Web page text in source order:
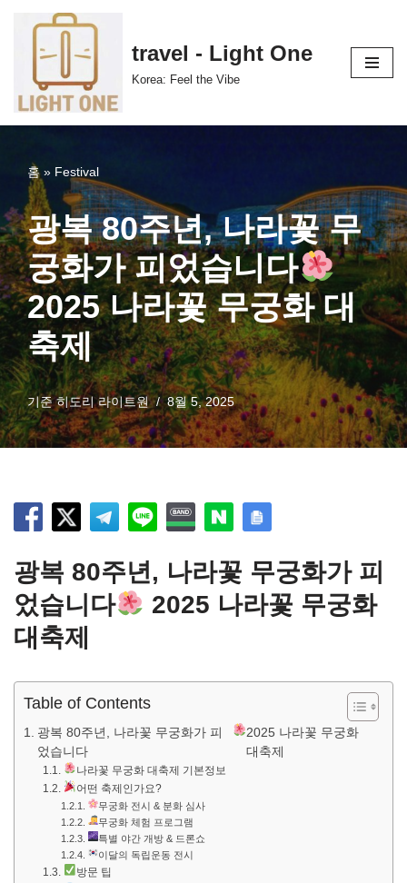
츠
로
기
travel - Light One
Korea: Feel the Vibe
홈 » Festival
광복 80주년, 나라꽃 무
궁화가 피었습니다
2025 나라꽃 무궁화 대
축제
기준히도리 라이트원 8월 5, 2025
광복 80주년, 나라꽃 무궁화가 피
었습니다
2025 나라꽃 무궁화
대축제
Table of Contents
광복 80주년, 나라꽃 무궁화가 피
었습니다
2025 나라꽃 무궁화
대축제
나라꽃 무궁화 대축제 기본정보
어떤 축제인가요?
무궁화 전시 & 분화 심사
무궁화 체험 프로그램
특별 야간 개방 & 드론쇼
이달의 독립운동 전시
방문 팁